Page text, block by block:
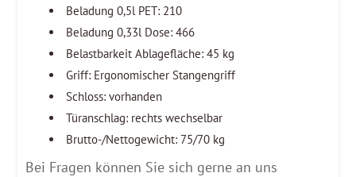
Beladung 0,5l PET: 210
Beladung 0,33l Dose: 466
Belastbarkeit Ablagefläche: 45 kg
Griff: Ergonomischer Stangengriff
Schloss: vorhanden
Türanschlag: rechts wechselbar
Brutto-/Nettogewicht: 75/70 kg
Bei Fragen können Sie sich gerne an uns